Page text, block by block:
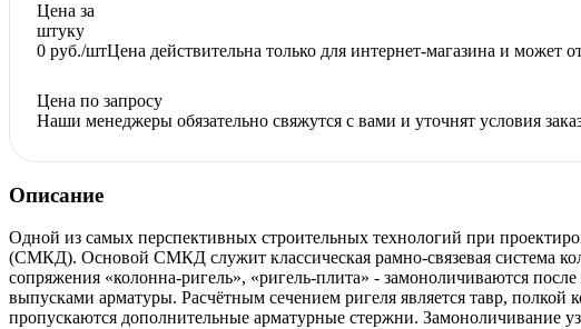
Цена за
штуку
0 руб./штЦена действительна только для интернет-магазина и может
Цена по запросу
Наши менеджеры обязательно свяжутся с вами и уточнят условия
Описание
Одной из самых перспективных строительных технологий при
(СМКД). Основой СМКД служит классическая рамно-связевая система
сопряжения «колонна-ригель», «ригель-плита» - замоноличиваются
выпусками арматуры. Расчётным сечением ригеля является тавр,
пропускаются дополнительные арматурные стержни. Замоноличивание